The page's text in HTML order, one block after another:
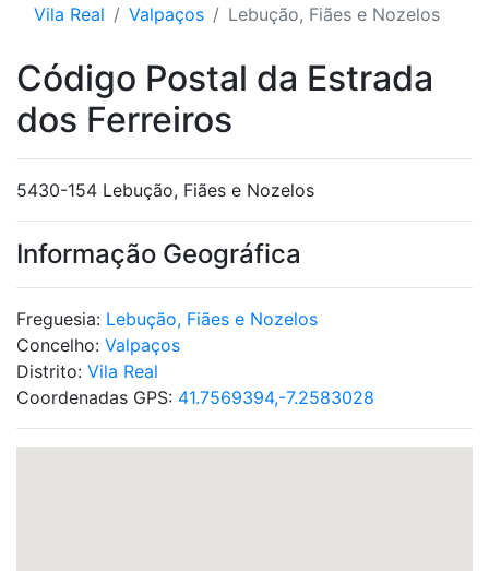
Vila Real Valpaços Lebução, Fiães e Nozelos
Código Postal da Estrada
dos Ferreiros
5430-154 Lebução, Fiães e Nozelos
Informação Geográfica
Freguesia: Lebução, Fiães e Nozelos
Concelho: Valpaços
Distrito: Vila Real
Coordenadas GPS: 41.7569394,-7.2583028